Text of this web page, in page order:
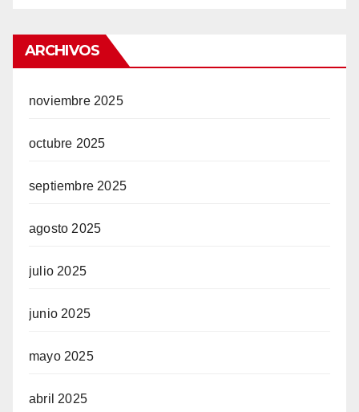
ARCHIVOS
noviembre 2025
octubre 2025
septiembre 2025
agosto 2025
julio 2025
junio 2025
mayo 2025
abril 2025